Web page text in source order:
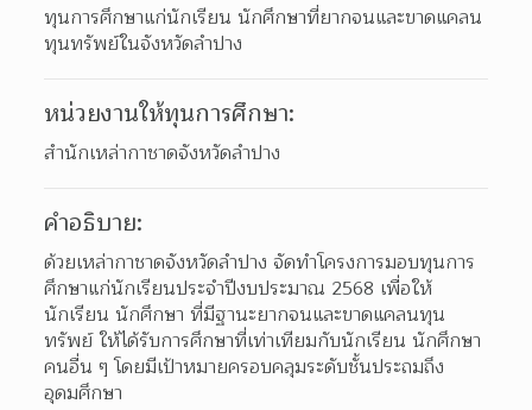
ทุนการศึกษาแก่นักเรียน นักศึกษาที่ยากจนและขาดแคลน
ทุนทรัพย์ในจังหวัดลำปาง
หน่วยงานให้ทุนการศึกษา:
สำนักเหล่ากาชาดจังหวัดลำปาง
คำอธิบาย:
ด้วยเหล่ากาชาดจังหวัดลำปาง จัดทำโครงการมอบทุนการ
ศึกษาแก่นักเรียนประจำปีงบประมาณ 2568 เพื่อให้
นักเรียน นักศึกษา ที่มีฐานะยากจนและขาดแคลนทุน
ทรัพย์ ให้ได้รับการศึกษาที่เท่าเทียมกับนักเรียน นักศึกษา
คนอื่น ๆ โดยมีเป้าหมายครอบคลุมระดับชั้นประถมถึง
อุดมศึกษา